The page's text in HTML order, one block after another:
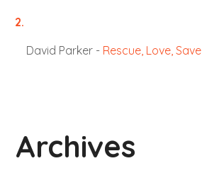
David Parker- Rescue, Love, Save
Archives